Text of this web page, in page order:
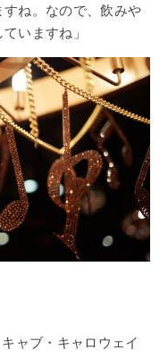
すね。なので、飲みや
いますね」
ャブ・キャロウェイ